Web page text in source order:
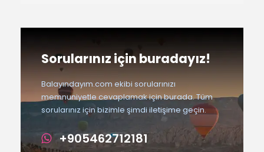
Sorularınız için buradayız!
Balayındayım.com ekibi sorularınızı
memnuniyetle cevaplamak için burada. Tüm
sorularınız için bizimle şimdi iletişime geçin.
+905462712181